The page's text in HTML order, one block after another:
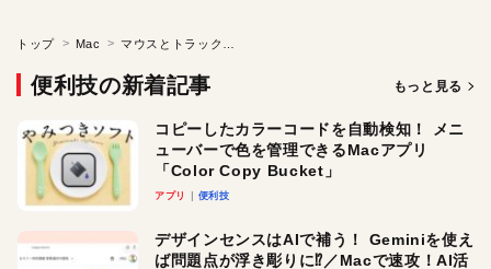
トップ Mac
便利技の新着記事 もっと見る
コピーしたカラーコードを自動検知！ メニ
ューバーで色を管理できるMacアプリ
「Color Copy Bucket」
アプリ 便利技
デザインセンスはAIで補う！ Geminiを使え
ば問題点が浮き彫りに⁉︎／Macで速攻！AI活